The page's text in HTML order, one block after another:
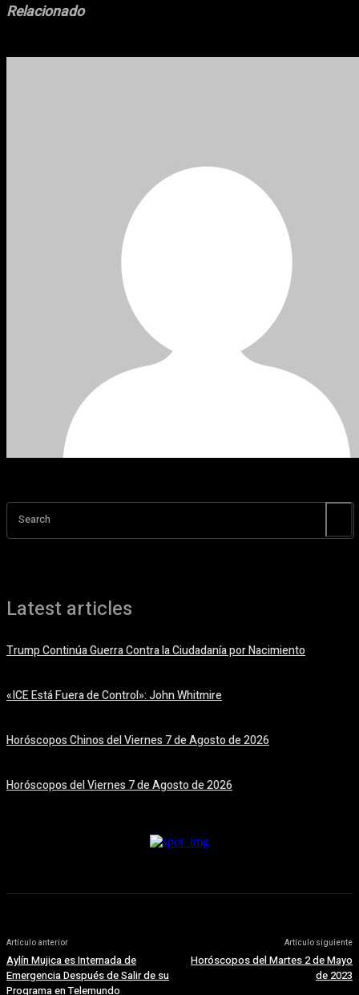
Relacionado
Search
Latest articles
Trump Continúa Guerra Contra la Ciudadanía por Nacimiento
«ICE Está Fuera de Control»: John Whitmire
Horóscopos Chinos del Viernes 7 de Agosto de 2026
Horóscopos del Viernes 7 de Agosto de 2026
Artículo anterior
Aylín Mujica es Internada de
Emergencia Después de Salir de su
Programa en Telemundo
Artículo siguiente
Horóscopos del Martes 2 de Mayo
de 2023